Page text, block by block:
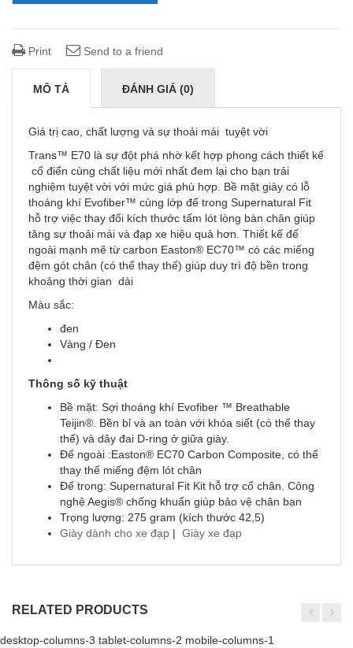
Print Send to a friend
MÔ TẢ ĐÁNH GIÁ (0)
Giá trị cao, chất lượng và sự thoải mái tuyệt vời
Trans™ E70 là sự đột phá nhờ kết hợp phong cách thiết kế
cổ điển cùng chất liệu mới nhất đem lại cho bạn trải
nghiệm tuyệt vời với mức giá phù hợp. Bề mặt giày có lỗ
thoáng khí Evofiber™ cùng lớp đế trong Supernatural Fit
hỗ trợ việc thay đổi kích thước tấm lót lòng bàn chân giúp
tăng sự thoải mái và đạp xe hiệu quả hơn. Thiết kế đế
ngoài mạnh mẽ từ carbon Easton® EC70™ có các miếng
đệm gót chân (có thể thay thế) giúp duy trì độ bền trong
khoảng thời gian dài
Màu sắc:
đen
Vàng / Đen
Thông số kỹ thuật
Bề mặt: Sợi thoáng khí Evofiber ™ Breathable
Teijin®. Bền bỉ và an toàn với khóa siết (có thể thay
thế) và dây đai D-ring ở giữa giày.
Đế ngoài :Easton® EC70 Carbon Composite, có thể
thay thế miếng đệm lót chân
Đế trong: Supernatural Fit Kit hỗ trợ cổ chân. Công
nghệ Aegis® chống khuẩn giúp bảo vệ chân bạn
Trọng lượng: 275 gram (kích thước 42,5)
Giày dành cho xe đạp | Giày xe đạp
RELATED PRODUCTS
desktop-columns-3 tablet-columns-2 mobile-columns-1